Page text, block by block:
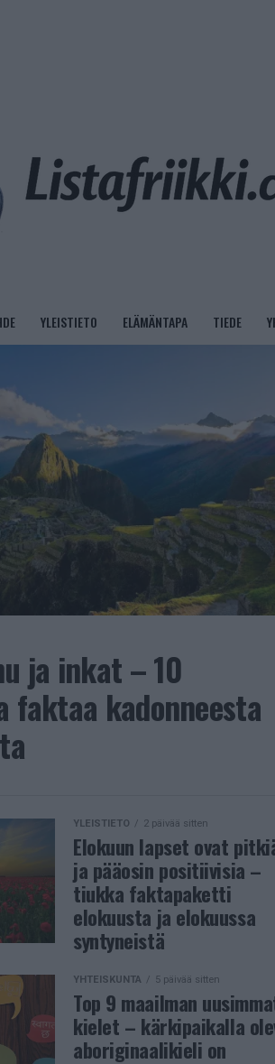
YLEISTIETO ELÄMÄNTAPA TIEDE
ja inkat – 10
faktaa kadonneesta
YLEISTIETO 2 päivää sitten
Elokuun lapset ovat
ja pääosin positiivisia –
tiukka faktapaketti
elokuusta ja elokuussa
syntyneistä
YHTEISKUNTA 5 päivää sitten
Top 9 maailman
kielet – kärkipaikalla
aboriginaalikieli on